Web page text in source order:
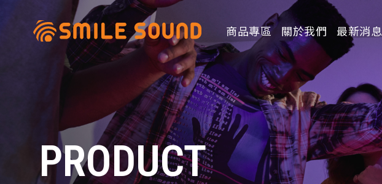
商品分類查詢
商品專區 關於我們 最新消息
PRODUCT